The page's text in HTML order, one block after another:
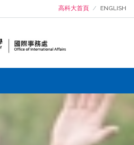
高科大首頁 ENGLISH